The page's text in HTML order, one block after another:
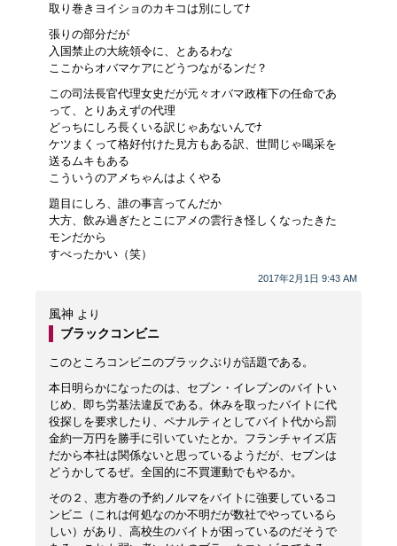
2017年2月1日 9:43 AM
取り巻きヨイショのカキコは別にしてﾅ
張りの部分だが
入国禁止の大統領令に、とあるわな
ここからオバマケアにどうつながるンだ？
この司法長官代理女史だが元々オバマ政権下の任命であ
って、とりあえずの代理
どっちにしろ長くいる訳じゃあないんでﾅ
ケツまくって格好付けた見方もある訳、世間じゃ喝采を
送るムキもある
こういうのアメちゃんはよくやる
題目にしろ、誰の事言ってんだか
大方、飲み過ぎたとこにアメの雲行き怪しくなったきた
モンだから
すべったかい（笑）
風神 より
ブラックコンビニ
このところコンビニのブラックぶりが話題である。
本日明らかになったのは、セブン・イレブンのバイトい
じめ、即ち労基法違反である。休みを取ったバイトに代
役探しを要求したり、ペナルティとしてバイト代から罰
金約一万円を勝手に引いていたとか。フランチャイズ店
だから本社は関係ないと思っているようだが、セブンは
どうかしてるぜ。全国的に不買運動でもやるか。
その２、恵方巻の予約ノルマをバイトに強要しているコ
ンビニ（これは何処なのか不明だが数社でやっているら
しい）があり、高校生のバイトが困っているのだそうで